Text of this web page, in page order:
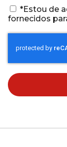
*Estou de
fornecidos